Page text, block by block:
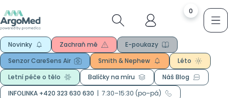
0
Novinky Zachraň mě
E-poukazy
Senzor CareSens Air
Smith & Nephew
Léto
Letní péče o tělo
Balíčky na míru
Náš Blog
INFOLINKA +420 323 630 630 | 7:30–15:30 (po–pá)